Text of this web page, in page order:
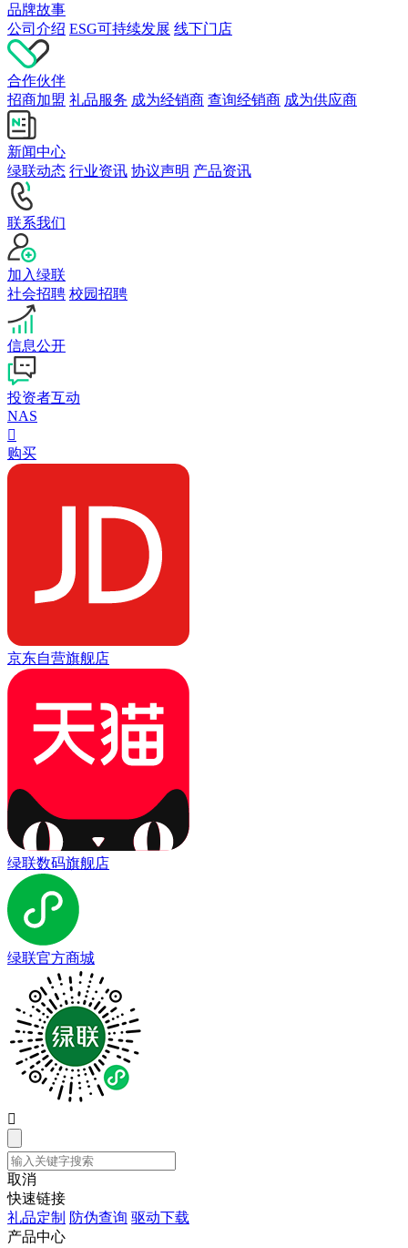
品牌故事
公司介绍 ESG可持续发展 线下门店
合作伙伴
招商加盟 礼品服务 成为经销商 查询经销商 成为供应商
新闻中心
绿联动态 行业资讯 协议声明 产品资讯
联系我们
加入绿联
社会招聘 校园招聘
信息公开
投资者互动
NAS

购买
京东自营旗舰店
绿联数码旗舰店
绿联官方商城

取消
快速链接
礼品定制 防伪查询 驱动下载
产品中心